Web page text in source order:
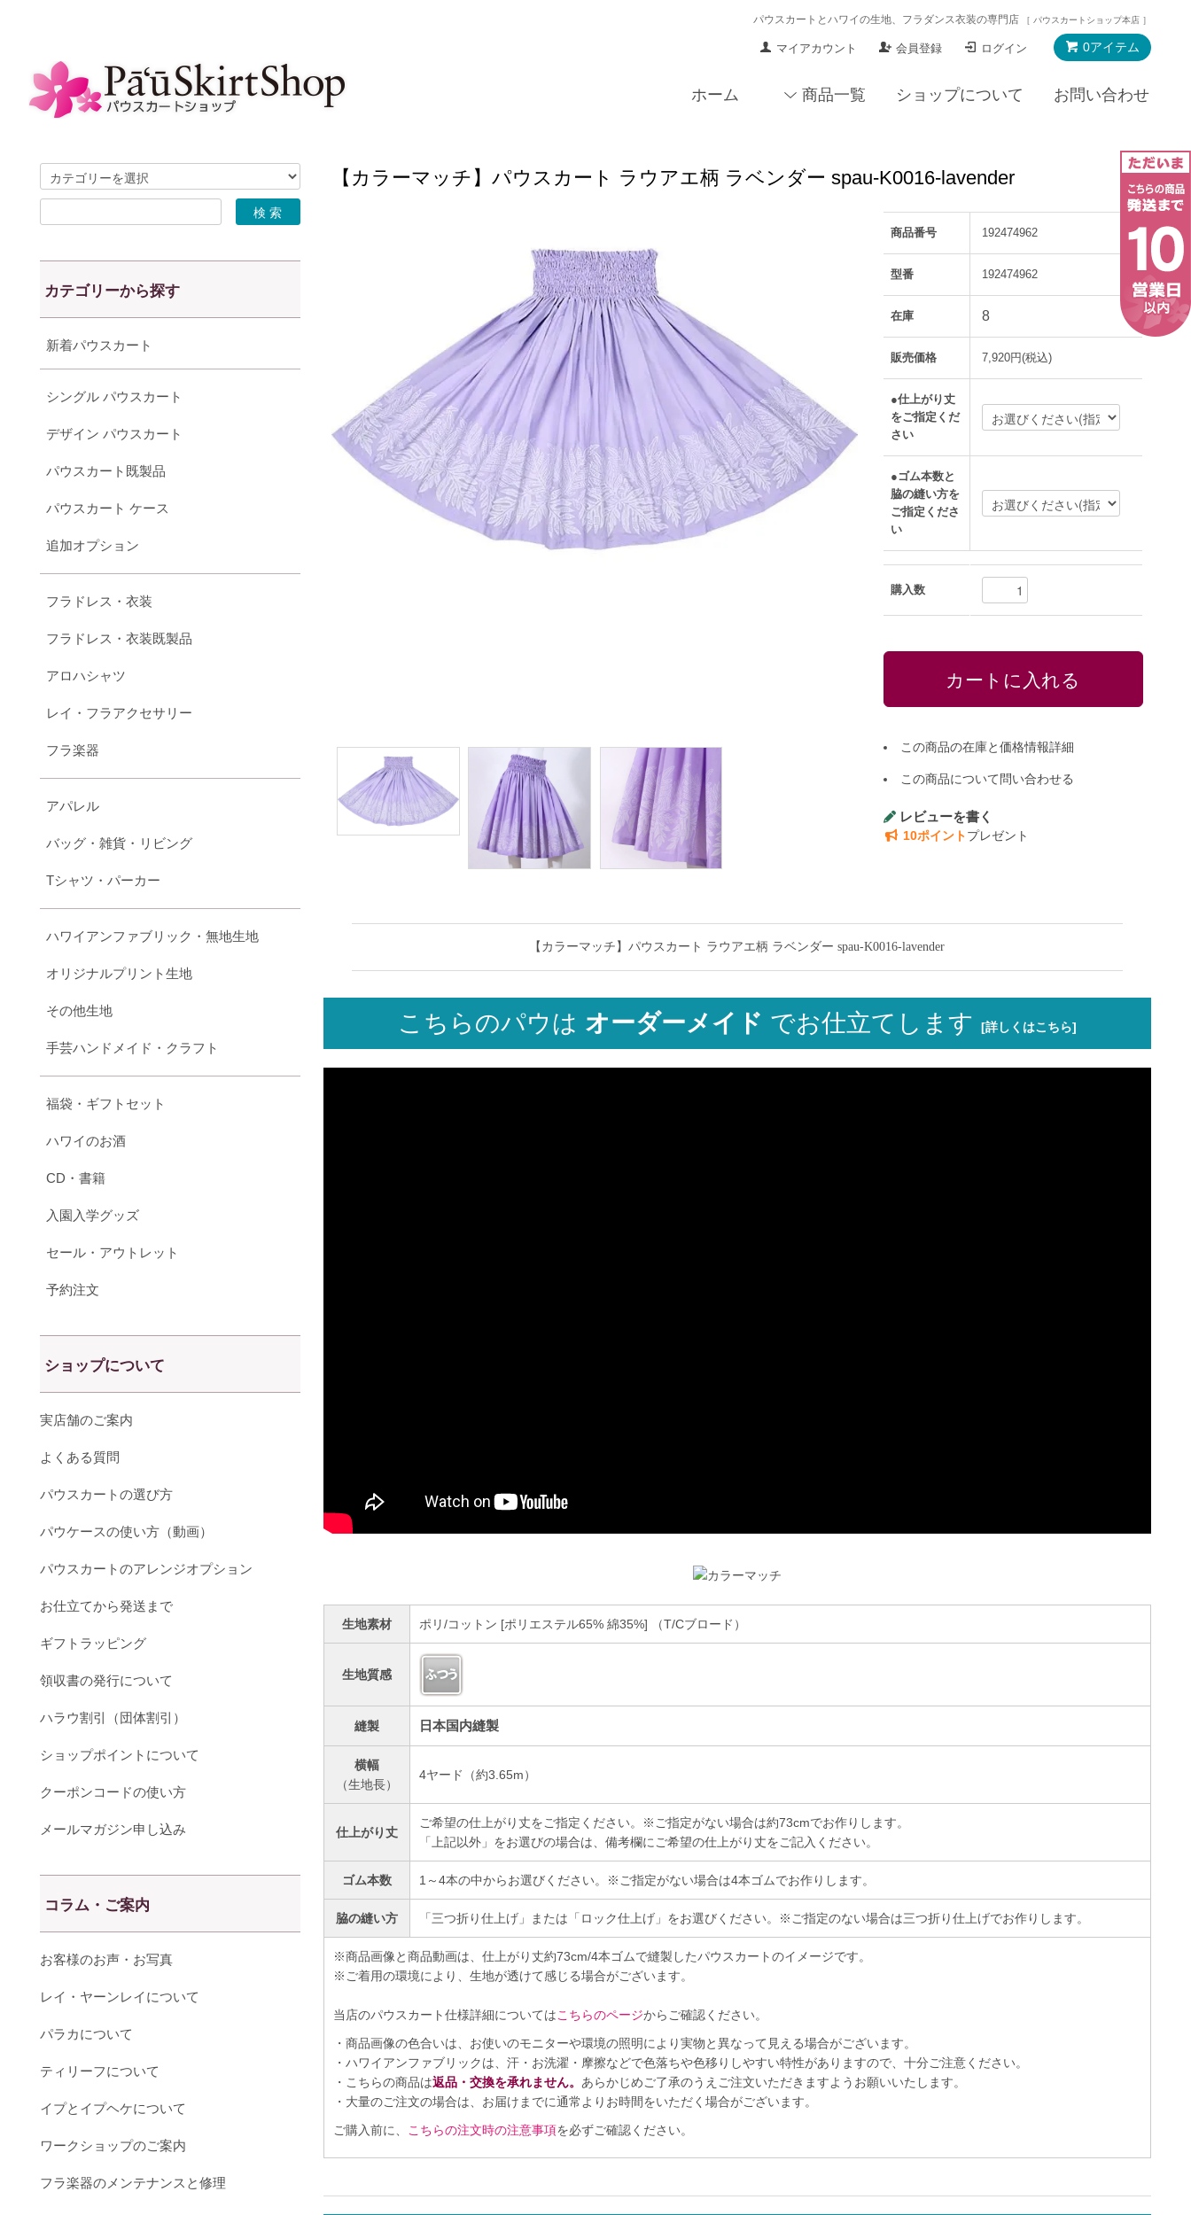
パウスカートとハワイの生地、フラダンス衣装の専門店 ［ パウスカートショップ本店 ］
0アイテム
マイアカウント 会員登録 ログイン
ホーム 商品一覧 ショップについて お問い合わせ
【カラーマッチ】パウスカート ラウアエ柄 ラベンダー spau-K0016-lavender
商品番号 192474962
型番 192474962
在庫 8
販売価格 7,920円(税込)
●仕上がり丈
をご指定くだ
さい
●ゴム本数と
脇の縫い方を
ご指定くださ
い
購入数
この商品の在庫と価格情報詳細
この商品について問い合わせる
レビューを書く
10ポイントプレゼント
【カラーマッチ】パウスカート ラウアエ柄 ラベンダー spau-K0016-lavender
こちらのパウは オーダーメイド でお仕立てします [詳しくはこちら]
生地素材 ポリ/コットン [ポリエステル65% 綿35%] （T/Cブロード）
生地質感
縫製 日本国内縫製
横幅
（生地長）
4ヤード（約3.65m）
仕上がり丈
ご希望の仕上がり丈をご指定ください。※ご指定がない場合は約73cmでお作りします。
「上記以外」をお選びの場合は、備考欄にご希望の仕上がり丈をご記入ください。
ゴム本数 1～4本の中からお選びください。※ご指定がない場合は4本ゴムでお作りします。
脇の縫い方 「三つ折り仕上げ」または「ロック仕上げ」をお選びください。※ご指定のない場合は三つ折り仕上げでお作りします。
※商品画像と商品動画は、仕上がり丈約73cm/4本ゴムで縫製したパウスカートのイメージです。
※ご着用の環境により、生地が透けて感じる場合がございます。
当店のパウスカート仕様詳細についてはこちらのページからご確認ください。
・商品画像の色合いは、お使いのモニターや環境の照明により実物と異なって見える場合がございます。
・ハワイアンファブリックは、汗・お洗濯・摩擦などで色落ちや色移りしやすい特性がありますので、十分ご注意ください。
・こちらの商品は返品・交換を承れません。 あらかじめご了承のうえご注文いただきますようお願いいたします。
・大量のご注文の場合は、お届けまでに通常よりお時間をいただく場合がございます。
ご購入前に、
こちらの注文時の注意事項を必ずご確認ください。
カテゴリーから探す
新着パウスカート
シングル パウスカート
デザイン パウスカート
パウスカート既製品
パウスカート ケース
追加オプション
フラドレス・衣装
フラドレス・衣装既製品
アロハシャツ
レイ・フラアクセサリー
フラ楽器
アパレル
バッグ・雑貨・リビング
Tシャツ・パーカー
ハワイアンファブリック・無地生地
オリジナルプリント生地
その他生地
手芸ハンドメイド・クラフト
福袋・ギフトセット
ハワイのお酒
CD・書籍
入園入学グッズ
セール・アウトレット
予約注文
ショップについて
実店舗のご案内
よくある質問
パウスカートの選び方
パウケースの使い方（動画）
パウスカートのアレンジオプション
お仕立てから発送まで
ギフトラッピング
領収書の発行について
ハラウ割引（団体割引）
ショップポイントについて
クーポンコードの使い方
メールマガジン申し込み
コラム・ご案内
お客様のお声・お写真
レイ・ヤーンレイについて
パラカについて
ティリーフについて
イプとイプヘケについて
ワークショップのご案内
フラ楽器のメンテナンスと修理